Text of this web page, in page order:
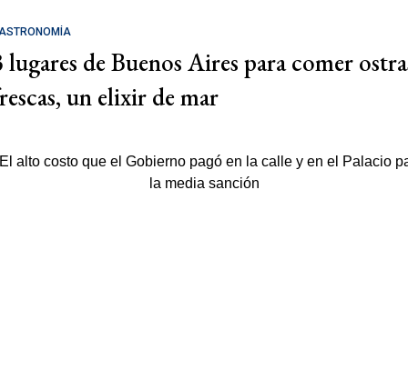
lugares de Buenos Aires para comer
un elixir de mar